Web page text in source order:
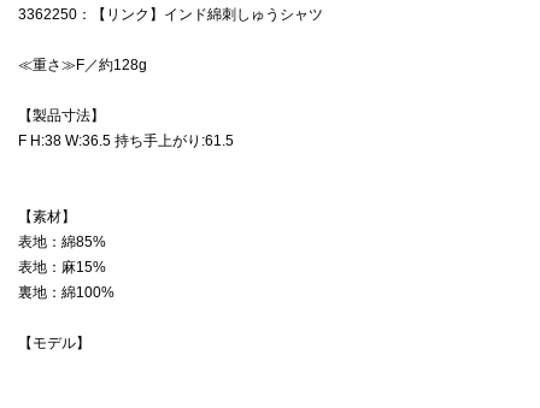
3362250：【リンク】インド綿刺しゅうシャツ
≪重さ≫F／約128g
【製品寸法】
F H:38 W:36.5 持ち手上がり:61.5
【素材】
表地：綿85%
表地：麻15%
裏地：綿100%
【モデル】